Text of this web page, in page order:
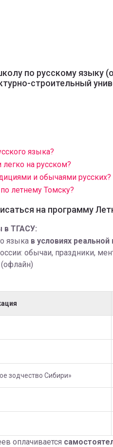
по русскому языку
строительный
языка?
на русском?
и обычаями русских?
летнему Томску?
на программу
в ТГАСУ:
языка в условиях
обычаи, праздники,
зодчество Сибири»
оплачивается